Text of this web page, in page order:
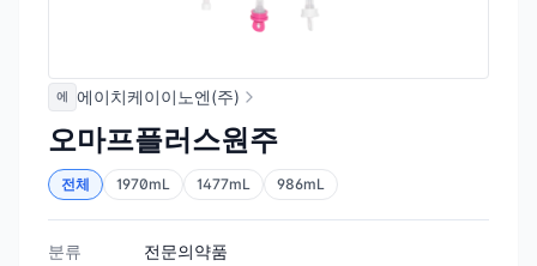
에 에이치케이이노엔(주)
오마프플러스원주
전체 1970mL 1477mL 986mL
분류
전문의약품